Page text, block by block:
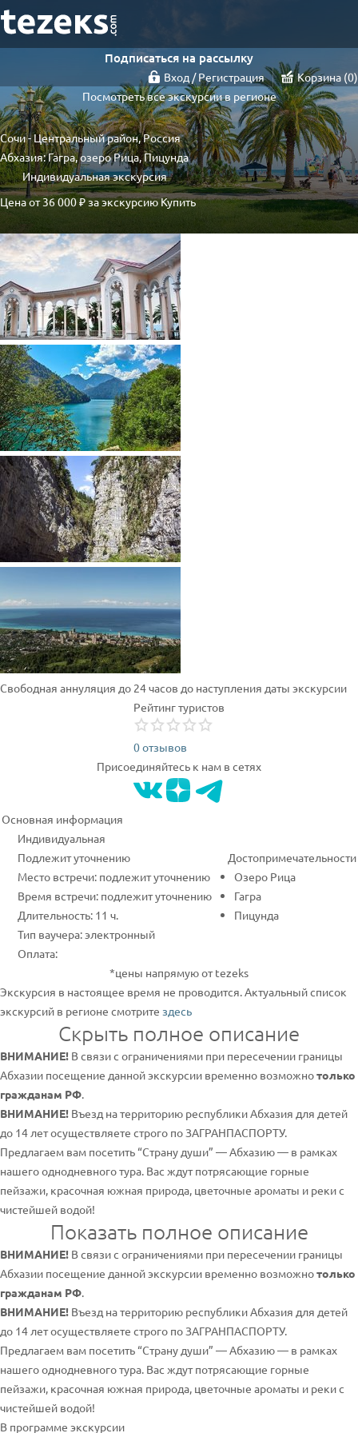
Подписаться на рассылку
Вход / Регистрация Корзина 0
Посмотреть все экскурсии в регионе
Сочи - Центральный район, Россия
Абхазия: Гагра, озеро Рица, Пицунда
Индивидуальная экскурсия
Цена от 36 000 ₽за экскурсиюКупить
Свободная аннуляция до 24 часов до наступления даты экскурсии
Рейтинг туристов
0 отзывов
Присоединяйтесь к нам в сетях
Основная информация
Индивидуальная
Подлежит уточнению
Место встречи: подлежит уточнению
Время встречи: подлежит уточнению
Длительность: 11 ч.
Тип ваучера: электронный
Оплата:
Достопримечательности
Озеро Рица
Гагра
Пицунда
*цены напрямую от tezeks
Экскурсия в настоящее время не проводится. Актуальный список
экскурсий в регионе смотрите здесь
Скрыть полное описание
ВНИМАНИЕ! В связи с ограничениями при пересечении границы
Абхазии посещение данной экскурсии временно возможнотолько
гражданам РФ.
ВНИМАНИЕ! Въезд на территорию республики Абхазия для детей
до 14 лет осуществляете строго по ЗАГРАНПАСПОРТУ.
Предлагаем вам посетить “Страну души” — Абхазию — в рамках
нашего однодневного тура. Вас ждут потрясающие горные
пейзажи, красочная южная природа, цветочные ароматы и реки с
чистейшей водой!
Показать полное описание
ВНИМАНИЕ! В связи с ограничениями при пересечении границы
Абхазии посещение данной экскурсии временно возможнотолько
гражданам РФ.
ВНИМАНИЕ! Въезд на территорию республики Абхазия для детей
до 14 лет осуществляете строго по ЗАГРАНПАСПОРТУ.
Предлагаем вам посетить “Страну души” — Абхазию — в рамках
нашего однодневного тура. Вас ждут потрясающие горные
пейзажи, красочная южная природа, цветочные ароматы и реки с
чистейшей водой!
В программе экскурсии